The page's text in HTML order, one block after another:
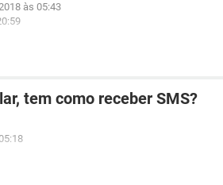
às 05:43
tem como receber SMS?